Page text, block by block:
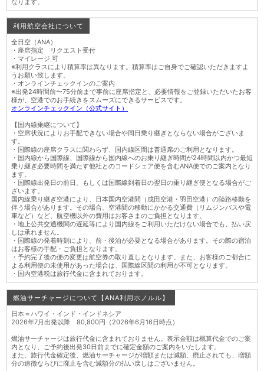
なります。
利用航空会社について
全日空（ANA）
・座席指定 リクエスト受付
・マイレージ 可
※利用クラスにより積算率は異なります。積算率はご自身でご確認いただきますよ
うお願い致します。
・オンラインチェックインのご案内
※出発24時間前〜75分前まで事前に座席指定と、必要情報をご登録いただいたお客
様が、空港でのお手続きをスムーズにできるサービスです。
オンラインチェックイン（公式サイト）
【国内線乗継について】
・空席状況によりお手配できない場合や同日乗り継ぎとならない場合がございま
す。
・国際線の座席クラスに関わらず、国内線区間は普通席のご利用となります。
・国内線から国際線、国際線から国内線へのお乗り継ぎ時間が24時間以内かつ最短
乗り継ぎ必要時間を満たす他社とのコードシェア便を含むANA便でのご案内となり
ます。
・国際線出発日の前日、もしくは国際線到着日の翌日の乗り継ぎ便となる場合がご
ざいます。
国内線乗り継ぎ空港により、日本国内空港間（成田空港・羽田空港）の陸路移動を
伴う場合があります。その場合、空港間の移動にかかる交通費（リムジンバスや電
車など）など、航空機以外の費用はお客さまのご負担となります。
・地上公共交通機関の遅延等により国内線をご利用いただけない場合でも、払い戻
しは承れません。
・国際線の発着時刻により、前・後泊が必要となる場合があります。その際の宿泊
はお客様の手配・ご負担となります。
・予約完了後の便の変更は航空券の取り直しとなります。また、お客様のご都合に
よる利用便の未使用があった場合は、国際線区間の利用が不可となります。
・国内空港税は旅行代金に含まれております。
燃油サーチャージについて【ANA利用ホノルル】
日本＝ハワイ・インド・インドネシア
2026年7月出発以降 80,800円（2026年6月16日時点）
燃油サーチャージは旅行代金に含まれておりません。表示金額は概算代金でのご案
内となり、ご予約後出発30日前までに確定金額のご案内をいたします。
また、旅行代金確定後、燃油サーチャージが増額または減額、廃止されても、増額
分の追徴ならびに廃止を含む減額分の払い戻しはございません。